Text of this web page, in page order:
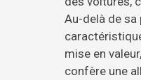
Au-delà de sa
mise en
confère une